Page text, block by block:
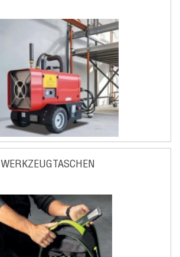
WERKZEUGTASCHEN